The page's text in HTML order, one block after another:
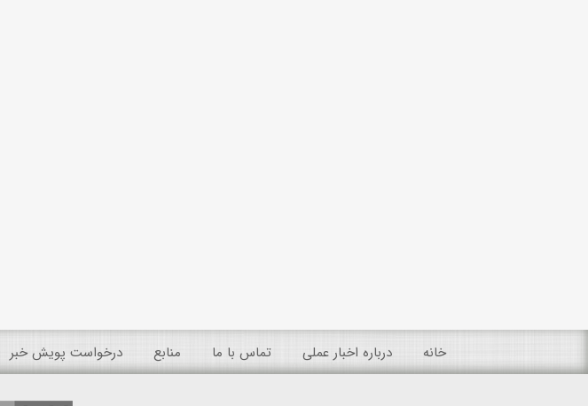
خانه درباره اخبار عملی تماس با ما منابع درخواست پویش خبر